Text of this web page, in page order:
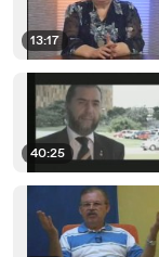
13:17
40:25